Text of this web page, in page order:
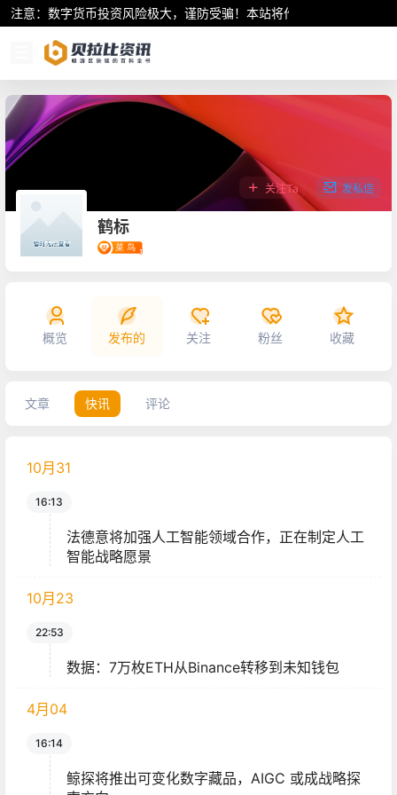
注意：数字货币投资风险极大，谨防受骗！本站将作为行业资讯共享
鹤标
关注Ta 发私信
概览 发布的 关注 粉丝 收藏
文章 快讯 评论
10月31
16:13
法德意将加强人工智能领域合作，正在制定人工
智能战略愿景
10月23
22:53
数据：7万枚ETH从Binance转移到未知钱包
4月04
16:14
鲸探将推出可变化数字藏品，AIGC 或成战略探